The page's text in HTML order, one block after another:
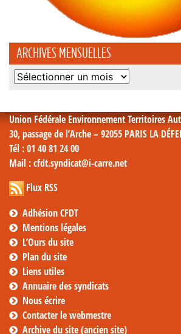
ARCHIVES MENSUELLES
Archives
Union Fédérale Environnement Territoires
30, passage de l’Arche – 92055 PARIS LA
Tél : 01 40 81 24 00
Mail : cfdt.syndicat@i-carre.net
Flux RSS
Adhésion CFDT
Mentions légales
L’Ours du site
Plan du site
Liens utiles
Annuaire des syndicats
Nous écrire
Contacter le webmestre
Archive du site (ancien site)